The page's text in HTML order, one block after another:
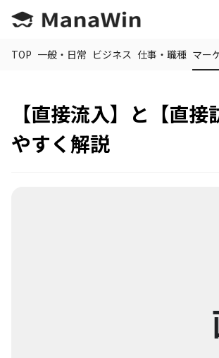
TOP 一般・日常 ビジネス 仕事・職種 マー
【直接流入】と【直
やすく解説